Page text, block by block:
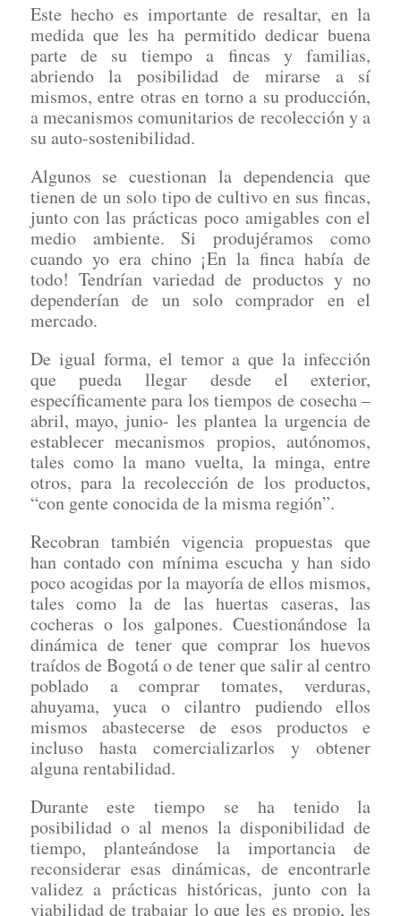
Este hecho es importante de resaltar, en la
medida que les ha permitido dedicar buena
parte de su tiempo a fincas y familias,
abriendo la posibilidad de mirarse a sí
mismos, entre otras en torno a su producción,
a mecanismos comunitarios de recolección y a
su auto-sostenibilidad.
Algunos se cuestionan la dependencia que
tienen de un solo tipo de cultivo en sus fincas,
junto con las prácticas poco amigables con el
medio ambiente. Si produjéramos como
cuando yo era chino ¡En la finca había de
todo! Tendrían variedad de productos y no
dependerían de un solo comprador en el
mercado.
De igual forma, el temor a que la infección
que pueda llegar desde el exterior,
específicamente para los tiempos de cosecha –
abril, mayo, junio- les plantea la urgencia de
establecer mecanismos propios, autónomos,
tales como la mano vuelta, la minga, entre
otros, para la recolección de los productos,
“con gente conocida de la misma región”.
Recobran también vigencia propuestas que
han contado con mínima escucha y han sido
poco acogidas por la mayoría de ellos mismos,
tales como la de las huertas caseras, las
cocheras o los galpones. Cuestionándose la
dinámica de tener que comprar los huevos
traídos de Bogotá o de tener que salir al centro
poblado a comprar tomates, verduras,
ahuyama, yuca o cilantro pudiendo ellos
mismos abastecerse de esos productos e
incluso hasta comercializarlos y obtener
alguna rentabilidad.
Durante este tiempo se ha tenido la
posibilidad o al menos la disponibilidad de
tiempo, planteándose la importancia de
reconsiderar esas dinámicas, de encontrarle
validez a prácticas históricas, junto con la
viabilidad de trabajar lo que les es propio, les